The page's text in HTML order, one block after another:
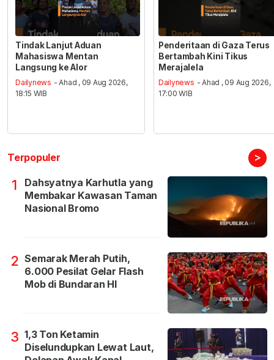
Tindak Lanjut Aduan
Mahasiswa Mentan
Langsung ke Alor
Dailynews - Ahad , 09 Aug 2026,
18:15 WIB
Penderitaan di Gaza Terus
Bertambah Kini Tikus
Merajalela
Dailynews - Ahad , 09 Aug 2026,
17:00 WIB
Terpopuler >
1
Dahsyatnya Karhutla yang
Membakar Kawasan Taman
Nasional Bromo
2 Semarak Merah Putih,
6.000 Pesilat Gelar Flash
Mob di Bundaran HI
3 1,3 Ton Ketamin
Diselundupkan Lewat Laut,